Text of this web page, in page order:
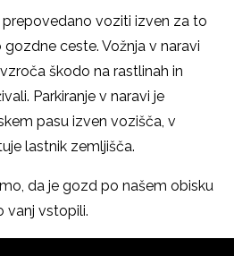
voziti izven za to
ceste. Vožnja v naravi
škodo na rastlinah in
Parkiranje v naravi je
pasu izven vozišča, v
lastnik zemljišča.
da je gozd po našem obisku
vanj vstopili.